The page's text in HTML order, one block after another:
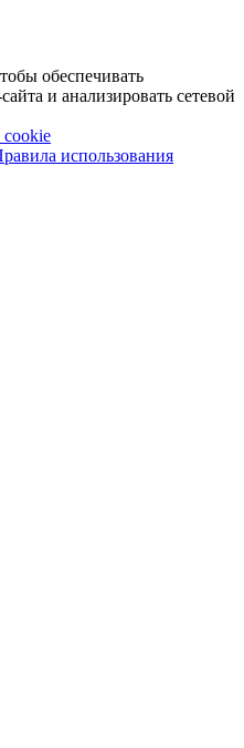
обеспечивать
и анализировать сетевой
cookie
использования